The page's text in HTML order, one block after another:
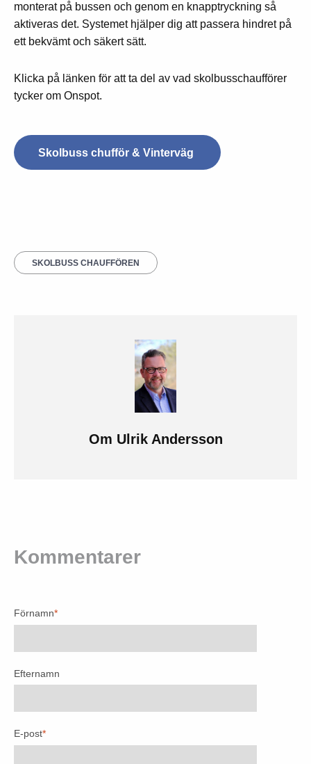
monterat på bussen och genom en knapptryckning så
aktiveras det. Systemet hjälper dig att passera hindret på
ett bekvämt och säkert sätt.
Klicka på länken för att ta del av vad skolbusschaufförer
tycker om Onspot.
Skolbuss chufför & Vinterväg
SKOLBUSS CHAUFFÖREN
Om Ulrik Andersson
Kommentarer
Förnamn*
Efternamn
E-post*